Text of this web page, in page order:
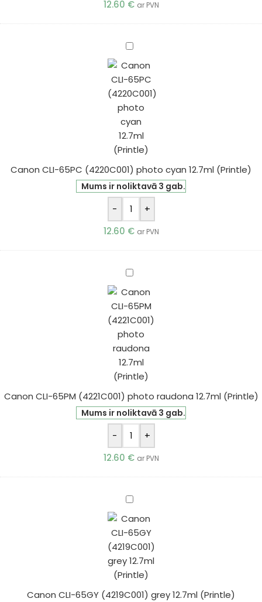
12.60 € ar PVN
Canon
65PC
(4220C001)
12.7ml
(Printle)
Canon CLI-65PC (4220C001) photo cyan 12.7ml (Printle)
Mums ir noliktavā 3 gab.
-
+
12.60 € ar PVN
Canon
65PM
(4221C001)
photo
raudona
12.7ml
(Printle)
Canon CLI-65PM (4221C001) photo raudona 12.7ml (Printle)
Mums ir noliktavā 3 gab.
-
+
12.60 € ar PVN
Canon
65GY
(4219C001)
grey
12.7ml
(Printle)
Canon CLI-65GY (4219C001) grey 12.7ml (Printle)